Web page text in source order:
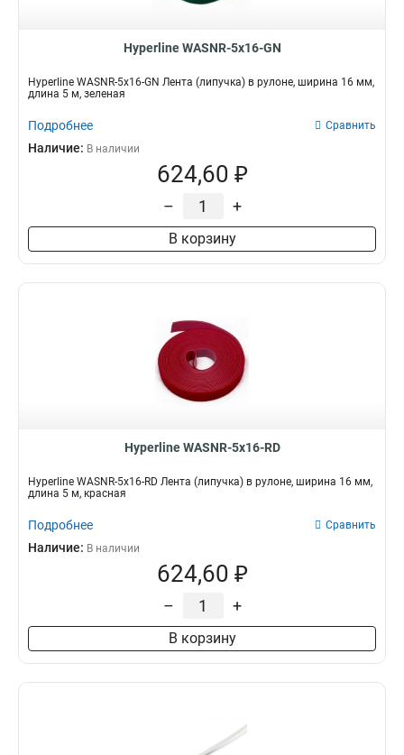
Hyperline WASNR-5x16-GN
Hyperline WASNR-5x16-GN Лента (липучка) в рулоне, ширина 16 мм,
длина 5 м, зеленая
Подробнее Сравнить
Наличие: В наличии
624,60 ₽
– +
В корзину
Hyperline WASNR-5x16-RD
Hyperline WASNR-5x16-RD Лента (липучка) в рулоне, ширина 16 мм,
длина 5 м, красная
Подробнее Сравнить
Наличие: В наличии
624,60 ₽
– +
В корзину